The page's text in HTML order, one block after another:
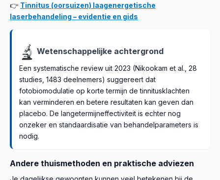
👉 Tinnitus (oorsuizen) laagenergetische
laserbehandeling – evidentie en gids
Wetenschappelijke achtergrond
Een systematische review uit 2023 (Nikookam et al., 28
studies, 1483 deelnemers) suggereert dat
fotobiomodulatie op korte termijn de tinnitusklachten
kan verminderen en betere resultaten kan geven dan
placebo. De langetermijneffectiviteit is echter nog
onzeker en standaardisatie van behandelparameters is
nodig.
Andere thuismethoden en praktische adviezen